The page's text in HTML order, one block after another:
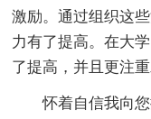
激励。通过组织这
力有了提高。在大
了提高，并且更注
怀着自信我向